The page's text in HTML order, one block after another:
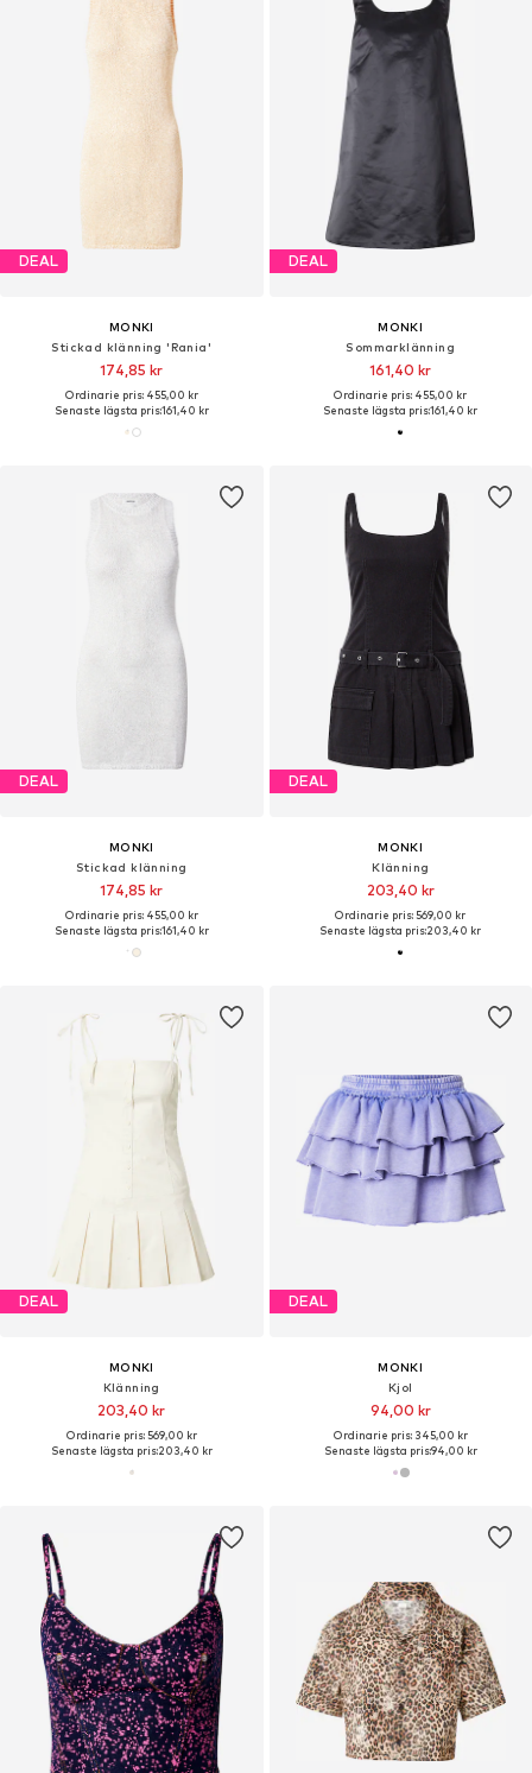
DEAL
MONKI
Stickad klänning 'Rania'
174,85 kr
Ordinarie pris: 455,00 kr
Senaste lägsta pris:161,40 kr
DEAL
MONKI
Sommarklänning
161,40 kr
Ordinarie pris: 455,00 kr
Senaste lägsta pris:161,40 kr
DEAL
MONKI
Stickad klänning
174,85 kr
Ordinarie pris: 455,00 kr
Senaste lägsta pris:161,40 kr
DEAL
MONKI
Klänning
203,40 kr
Ordinarie pris: 569,00 kr
Senaste lägsta pris:203,40 kr
DEAL
MONKI
Klänning
203,40 kr
Ordinarie pris: 569,00 kr
Senaste lägsta pris:203,40 kr
DEAL
MONKI
Kjol
94,00 kr
Ordinarie pris: 345,00 kr
Senaste lägsta pris:94,00 kr